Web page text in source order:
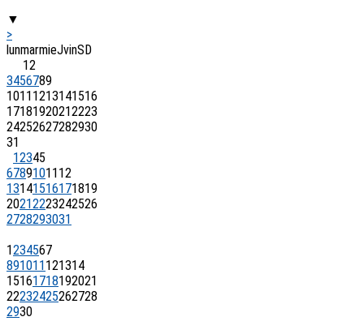
▼
>
lunmarmieJvinS D
12
3456789
1011 1213141516
17181920212223
24252627282930
31
12345
67891011 12
13141516171819
20212223242526
2728293031
1234567
891011 121314
15161718192021
22232425262728
2930